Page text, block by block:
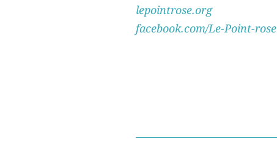
lepointrose.org
facebook.com/Le-Point-rose